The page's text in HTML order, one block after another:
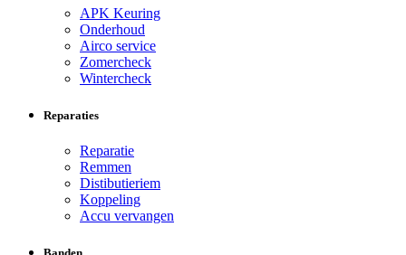
APK Keuring
Onderhoud
Airco service
Zomercheck
Wintercheck
Reparaties
Reparatie
Remmen
Distibutieriem
Koppeling
Accu vervangen